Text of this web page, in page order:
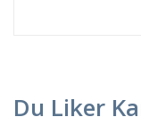
Du Liker